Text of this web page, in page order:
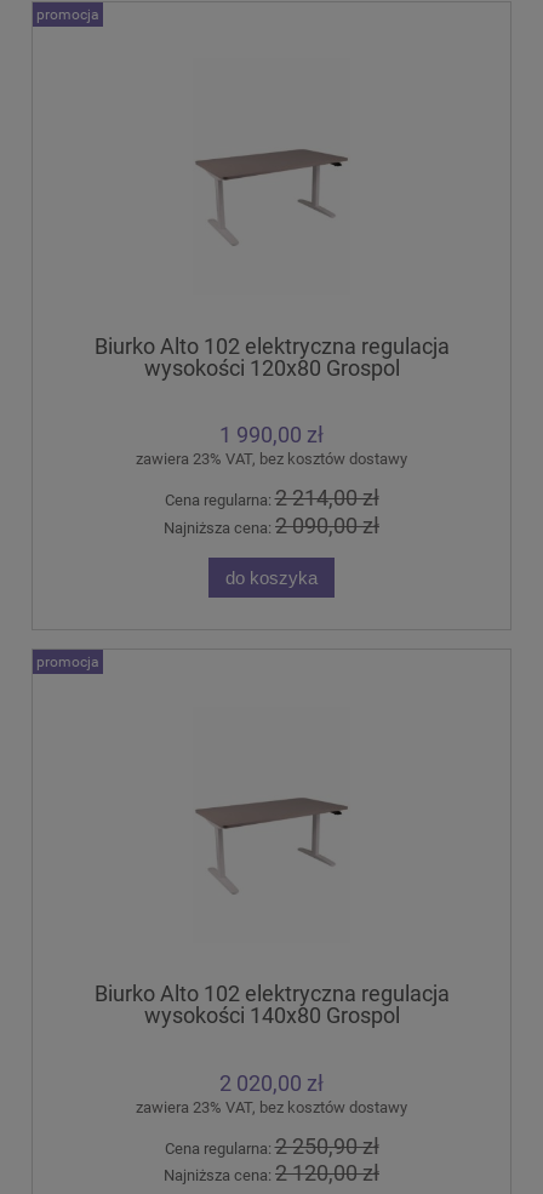
Biurko Alto 102 elektryczna regulacja
wysokości 120x80 Grospol
1 990,00 zł
zawiera 23% VAT, bez kosztów dostawy
Cena regularna:2 214,00 zł
Najniższa cena: 2 090,00 zł
do koszyka
promocja
Biurko Alto 102 elektryczna regulacja
wysokości 140x80 Grospol
2 020,00 zł
zawiera 23% VAT, bez kosztów dostawy
Cena regularna:2 250,90 zł
Najniższa cena: 2 120,00 zł
promocja